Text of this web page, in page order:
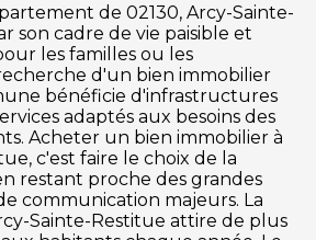
de 02130, Arcy-Sainte-
son cadre de vie paisible et
les familles ou les
d'un bien immobilier
bénéficie d'infrastructures
adaptés aux besoins des
Acheter un bien immobilier à
c'est faire le choix de la
restant proche des grandes
communication majeurs. La
Sainte-Restitue attire de plus